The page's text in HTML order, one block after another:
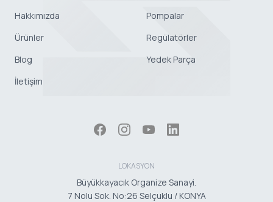
Hakkımızda
Ürünler
Blog
İletişim
Pompalar
Regülatörler
Yedek Parça
LOKASYON
Büyükkayacık Organize Sanayi.
7 Nolu Sok. No:26 Selçuklu / KONYA